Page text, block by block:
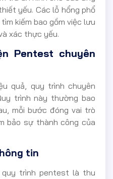
yếu. Các lỗ hổng phổ
kiếm bao gồm việc lưu
xác thực yếu.
Pentest chuyên
quả, quy trình chuyên
trình này thường bao
mỗi bước đóng vai trò
bảo sự thành công của
tin
trình pentest là thu